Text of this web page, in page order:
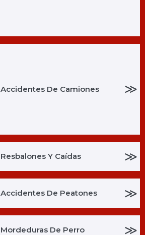
Accidentes De Camiones ≫
Resbalones Y Caídas ≫
Accidentes De Peatones ≫
Mordeduras De Perro ≫